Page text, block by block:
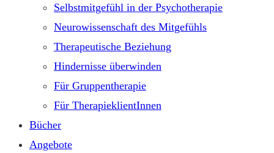
Selbstmitgefühl in der Psychotherapie
Neurowissenschaft des Mitgefühls
Therapeutische Beziehung
Hindernisse überwinden
Für Gruppentherapie
Für TherapieklientInnen
Bücher
Angebote